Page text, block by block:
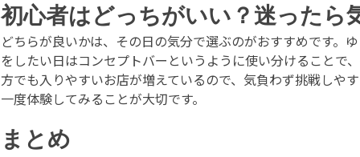
初心者はどっちがいい？迷ったら
どちらが良いかは、その日の気分で選ぶのがおすすめです。
をしたい日はコンセプトバーというように使い分けることで
方でも入りやすいお店が増えているので、気負わず挑戦しや
一度体験してみることが大切です。
まとめ